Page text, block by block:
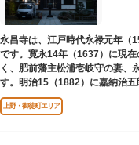
永昌寺は、江戸時代永禄元年（
です。寛永14年（1637）に現
く、肥前藩主松浦壱岐守の妻、
す。明治15（1882）に嘉納治
設立しました。
上野・御徒町エリア